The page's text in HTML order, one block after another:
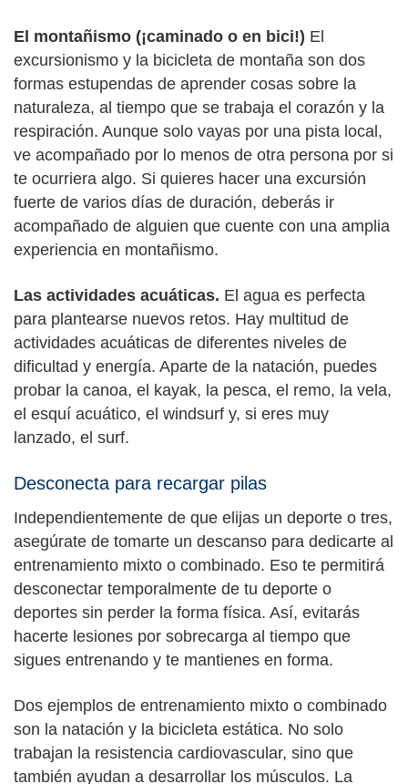
El montañismo (¡caminado o en bici!) El
excursionismo y la bicicleta de montaña son dos
formas estupendas de aprender cosas sobre la
naturaleza, al tiempo que se trabaja el corazón y la
respiración. Aunque solo vayas por una pista local,
ve acompañado por lo menos de otra persona por si
te ocurriera algo. Si quieres hacer una excursión
fuerte de varios días de duración, deberás ir
acompañado de alguien que cuente con una amplia
experiencia en montañismo.
Las actividades acuáticas. El agua es perfecta
para plantearse nuevos retos. Hay multitud de
actividades acuáticas de diferentes niveles de
dificultad y energía. Aparte de la natación, puedes
probar la canoa, el kayak, la pesca, el remo, la vela,
el esquí acuático, el windsurf y, si eres muy
lanzado, el surf.
Desconecta para recargar pilas
Independientemente de que elijas un deporte o tres,
asegúrate de tomarte un descanso para dedicarte al
entrenamiento mixto o combinado. Eso te permitirá
desconectar temporalmente de tu deporte o
deportes sin perder la forma física. Así, evitarás
hacerte lesiones por sobrecarga al tiempo que
sigues entrenando y te mantienes en forma.
Dos ejemplos de entrenamiento mixto o combinado
son la natación y la bicicleta estática. No solo
trabajan la resistencia cardiovascular, sino que
también ayudan a desarrollar los músculos. La